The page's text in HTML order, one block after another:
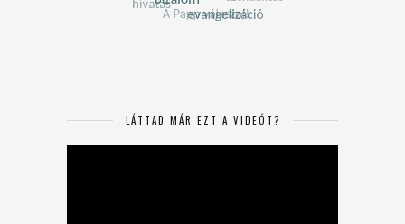
LÁTTAD MÁR EZT A VIDEÓT?